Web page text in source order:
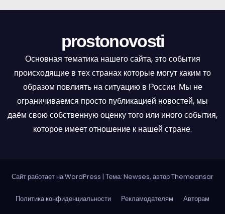
я
п
prostonovosti
Основная тематика нашего сайта, это события
происходящие в тех странах которые могут каким то
образом повлиять на ситуацию в России. Мы не
ограничиваемся просто публикацией новостей, мы
даём свою собственную оценку того или иного события,
которое имеет отношение к нашей стране.
Сайт работает на WordPress | Тема: Newses, авторThemeansar
Политика конфиденциальности Рекламодателям
Авторам